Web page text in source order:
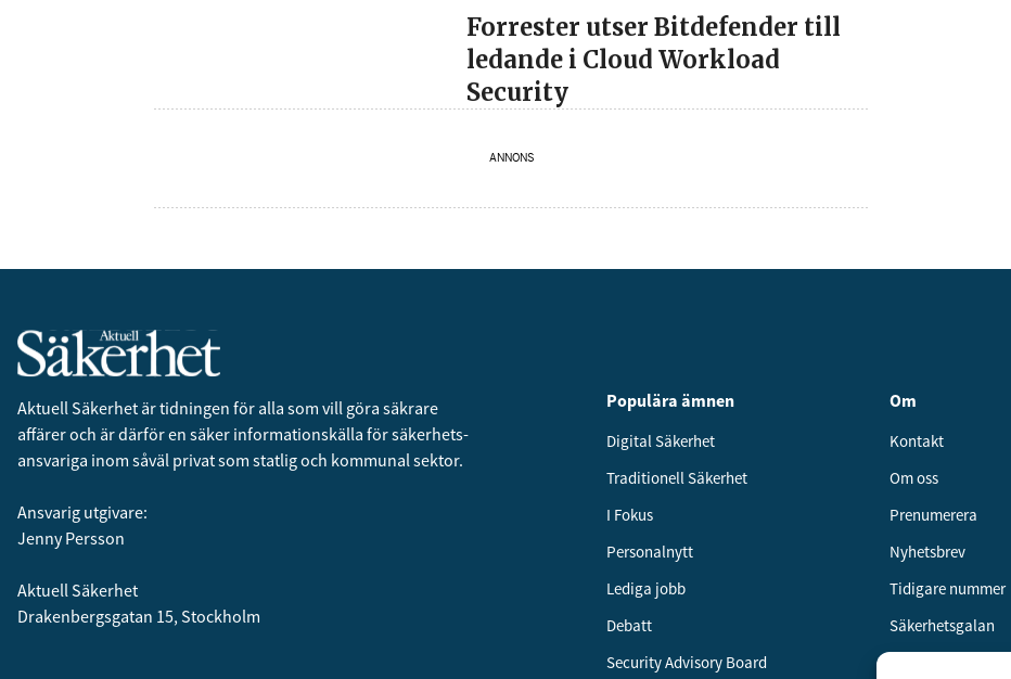
Forrester utser Bitdefender till
ledande i Cloud Workload
Security
ANNONS
Aktuell Säkerhet är tidningen för alla som vill göra säkrare
affärer och är därför en säker informationskälla för säkerhets­
ansvariga inom såväl privat som statlig och kommunal sektor.
Ansvarig utgivare:
Jenny Persson
Aktuell Säkerhet
Drakenbergsgatan 15, Stockholm
Populära ämnen
Digital Säkerhet
Traditionell Säkerhet
I Fokus
Personalnytt
Lediga jobb
Debatt
Security Advisory Board
Om
Kontakt
Om oss
Prenumerera
Nyhetsbrev
Tidigare nummer
Säkerhetsgalan